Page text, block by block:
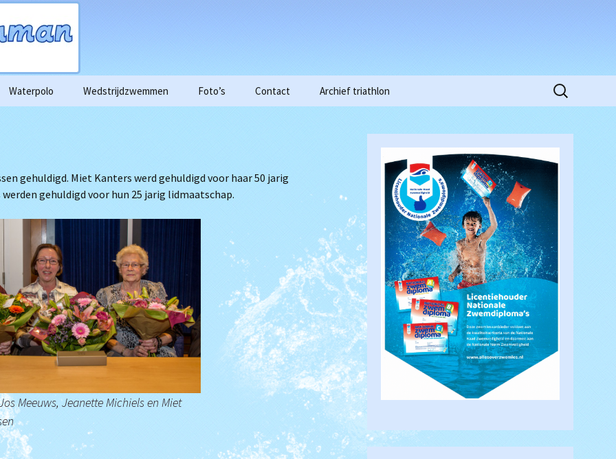
foto’s
de training.
trainingen
Je wordt ouder papa
Clubkampioenschap
Triathlon
(Archief)
Waterpolo
Heren
Wedstrijdzwemmen Foto’s
Clubkampioenschappen
2017
Waterpolowedstrijd
Heren (18-03-2017)
Clubkampioenschappen
2018
Contact Archief triathlon
Zoeken
naar:
gehuldigd. Miet Kanters werd gehuldigd voor haar 50 jarig
gehuldigd voor hun 25 jarig lidmaatschap.
Meeuws, Jeanette Michiels en Miet